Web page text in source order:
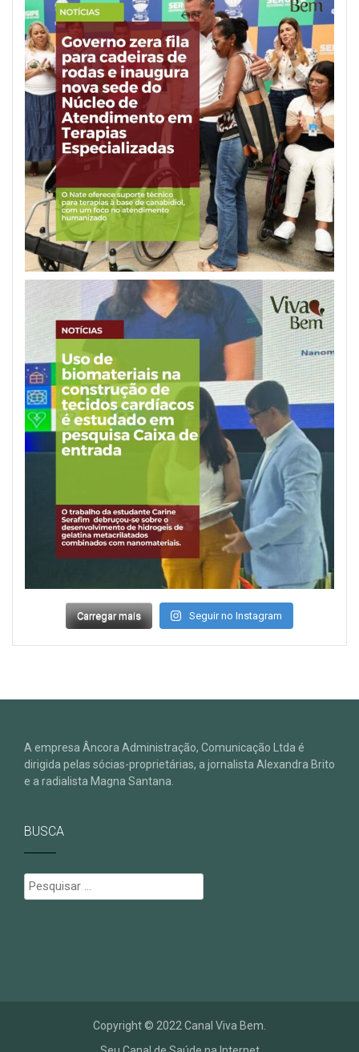
Carregar mais Seguir no Instagram
A empresa Âncora Administração, Comunicação Ltda é
dirigida pelas sócias-proprietárias, a jornalista Alexandra Brito
e a radialista Magna Santana.
BUSCA
Pesquisar
por:
Copyright © 2022 Canal Viva Bem.